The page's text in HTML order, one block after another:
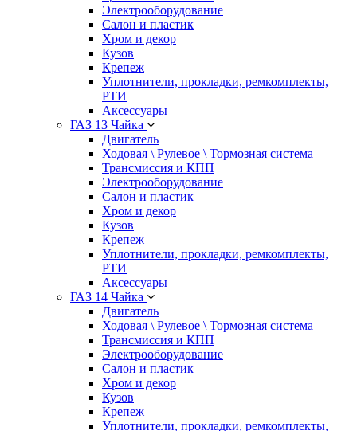
Электрооборудование
Салон и пластик
Хром и декор
Кузов
Крепеж
Уплотнители, прокладки, ремкомплекты,
РТИ
Аксессуары
ГАЗ 13 Чайка
Двигатель
Ходовая \ Рулевое \ Тормозная система
Трансмиссия и КПП
Электрооборудование
Салон и пластик
Хром и декор
Кузов
Крепеж
Уплотнители, прокладки, ремкомплекты,
РТИ
Аксессуары
ГАЗ 14 Чайка
Двигатель
Ходовая \ Рулевое \ Тормозная система
Трансмиссия и КПП
Электрооборудование
Салон и пластик
Хром и декор
Кузов
Крепеж
Уплотнители, прокладки, ремкомплекты,